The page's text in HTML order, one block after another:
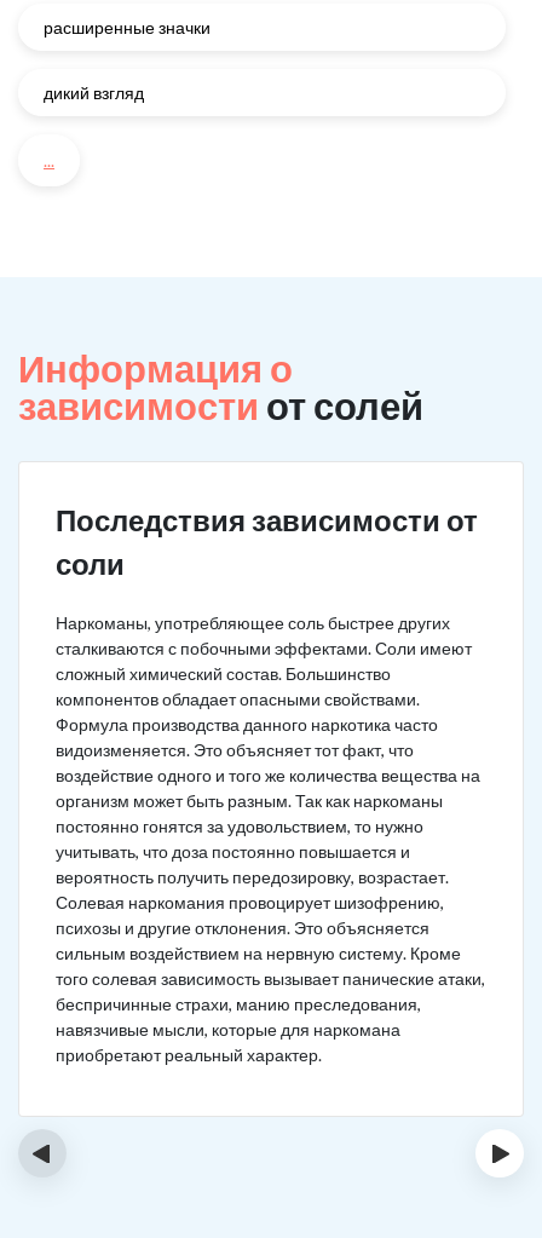
расширенные значки
дикий взгляд
...
Информация о
зависимости от солей
Последствия зависимости от
соли
Наркоманы, употребляющее соль быстрее других
сталкиваются с побочными эффектами. Соли имеют
сложный химический состав. Большинство
компонентов обладает опасными свойствами.
Формула производства данного наркотика часто
видоизменяется. Это объясняет тот факт, что
воздействие одного и того же количества вещества на
организм может быть разным. Так как наркоманы
постоянно гонятся за удовольствием, то нужно
учитывать, что доза постоянно повышается и
вероятность получить передозировку, возрастает.
Солевая наркомания провоцирует шизофрению,
психозы и другие отклонения. Это объясняется
сильным воздействием на нервную систему. Кроме
того солевая зависимость вызывает панические атаки,
беспричинные страхи, манию преследования,
навязчивые мысли, которые для наркомана
приобретают реальный характер.
‹ ›